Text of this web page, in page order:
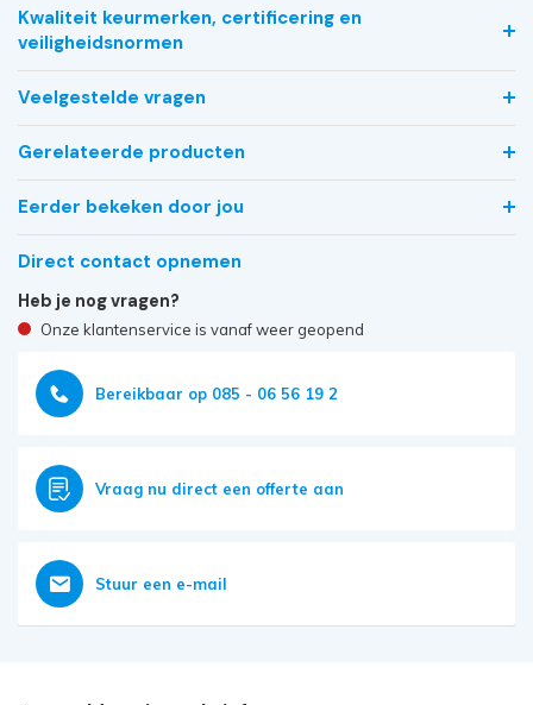
Kwaliteit keurmerken, certificering en
veiligheidsnormen
Veelgestelde vragen
Gerelateerde producten
Eerder bekeken door jou
Direct contact opnemen
Heb je nog vragen?
Onze klantenservice is vanaf weer geopend
Bereikbaar op 085 - 06 56 19 2
Vraag nu direct een offerte aan
Stuur een e-mail